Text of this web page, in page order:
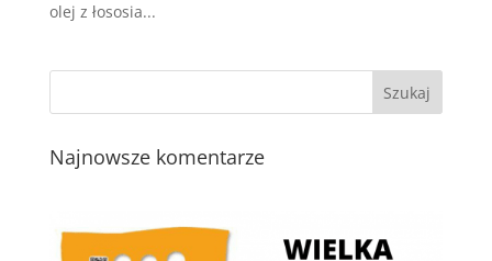
olej z łososia...
Najnowsze komentarze